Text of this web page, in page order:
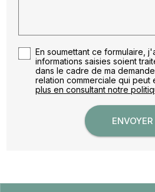
En soumettant ce formulaire,
informations saisies soient
dans le cadre de ma
relation commerciale qui
plus en consultant notre